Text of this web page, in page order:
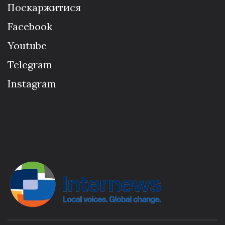
Поскаржитися
Facebook
Youtube
Telegram
Instagram